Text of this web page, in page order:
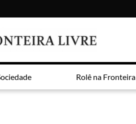
Rolê na Fronteira